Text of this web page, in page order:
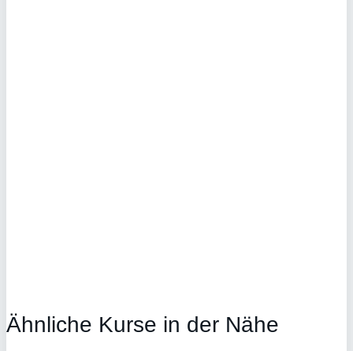
Ähnliche Kurse in der Nähe